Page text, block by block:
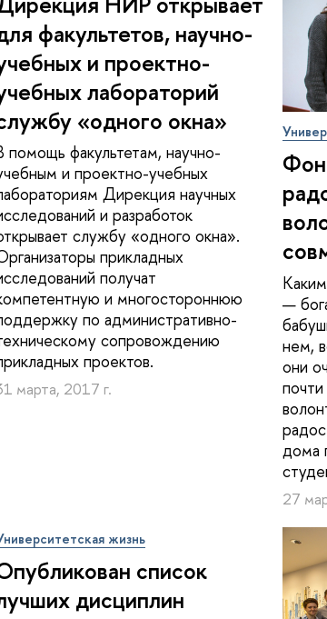
факультетов, научно-
и проектно-
лабораторий
«одного окна»
помощь факультетам, научно-
и проектно-учебных
Дирекция научных
и разработок
службу «одного окна».
прикладных
получат
и многостороннюю
по административно-
сопровождению
проектов.
марта, 2017 г.
—
нем,
они
дома
27
жизнь
список
дисциплин